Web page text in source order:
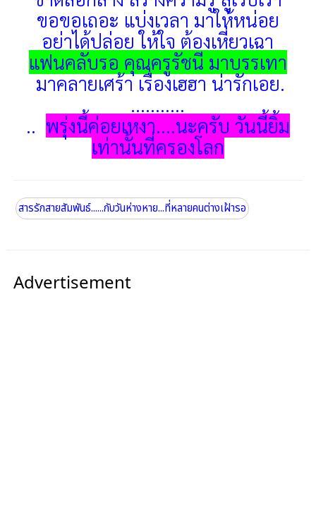
ขอขอเถอะ แบ่งเวลา มาให้หน่อย
อย่าได้ปล่อย ให้ใจ ต้องเหี่ยวเฉา
แฟนคลับรอ คุณครูรัชนี มาบรรเทา
มาคลายเศร้า เรื่องเฮฮา น่ารักเอย.
...........
.. พรุ่งนี้ค่อยเหงา....นะครับ วันนี้ยิ้ม
เท่านั้นที่ครองโลก
สารรักสายสัมพันธ์......กับวันห่างหาย...ที่หลายคนต่างเฝ้ารอ
Advertisement